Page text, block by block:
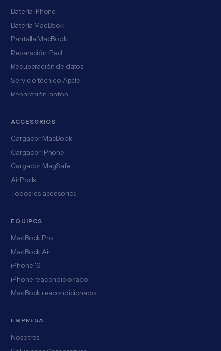
Batería iPhone
Batería MacBook
Pantalla MacBook
Reparación iPad
Recuperación de datos
Servicio técnico Apple
Reparación laptop
ACCESORIOS
Cargador MacBook
Cargador iPhone
Cargador MagSafe
AirPods
Todos los accesorios
EQUIPOS
MacBook Pro
MacBook Air
iPhone 16
iPhone reacondicionado
MacBook reacondicionado
EMPRESA
Nosotros